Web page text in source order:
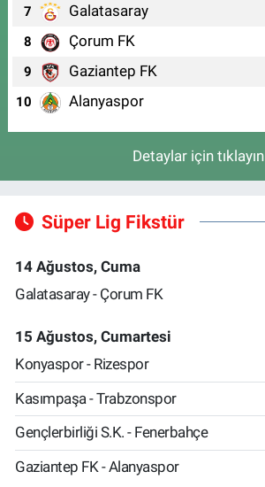
7 Galatasaray
8 Çorum FK
9 Gaziantep FK
10 Alanyaspor
Detaylar için tıklayın
Süper Lig Fikstür
14 Ağustos, Cuma
Galatasaray - Çorum FK
15 Ağustos, Cumartesi
Konyaspor - Rizespor
Kasımpaşa - Trabzonspor
Gençlerbirliği S.K. - Fenerbahçe
Gaziantep FK - Alanyaspor